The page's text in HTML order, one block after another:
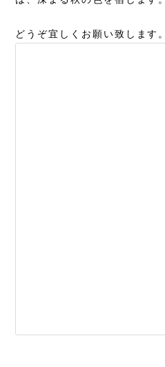
どうぞ宜しくお願い致します。